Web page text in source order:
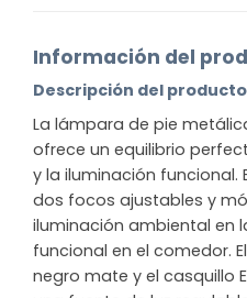
Información del
Descripción del producto
La lámpara de pie
ofrece un equilibrio
y la iluminación funcional.
dos focos ajustables y
iluminación ambiental en
funcional en el comedor.
negro mate y el casquillo